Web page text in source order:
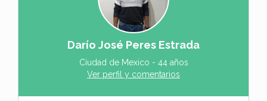
Darío José Peres Estrada
Ciudad de Mexico - 44 años
Ver perfil y comentarios